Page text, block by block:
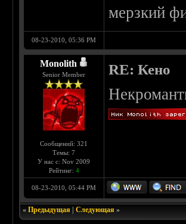
мерзкий
08-23-2010, 05:36 PM
Monolith
Senior Member
Сообщений: 321
Темы: 7
У нас с: Nov 2009
Рейтинг: 4
RE: Кено
08-23-2010, 05:44 PM
«Предыдущая |Следующая »